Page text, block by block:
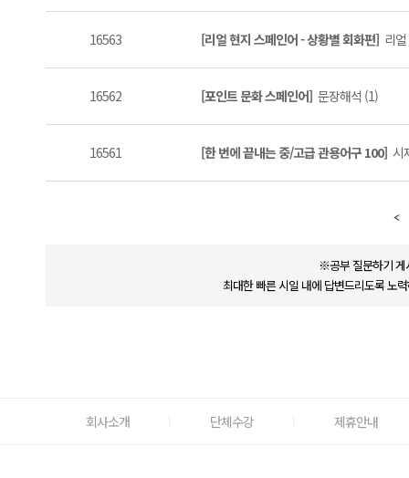
16563 [리얼 현지 스페인어 - 상황별 회화편] 리
16562 [포인트 문화 스페인어] 문장해석 (1)
16561 [한 번에 끝내는 중/고급 관용어구 100] 시
※공부 질문하기 게
최대한 빠른 시일 내에 답변드리도록 노
회사소개 단체수강 제휴안내